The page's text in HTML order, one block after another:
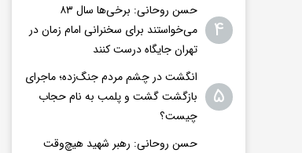
۴
حسن روحانی: برخی‌ها سال ۸۳
می‌خواستند برای سخنرانی امام زمان در
تهران جایگاه درست کنند
۵
انگشت در چشم مردم جنگ‌زده؛ ماجرای
بازگشت گشت و پلمب به نام حجاب
چیست؟
حسن روحانی: رهبر شهید هیچ‌وقت